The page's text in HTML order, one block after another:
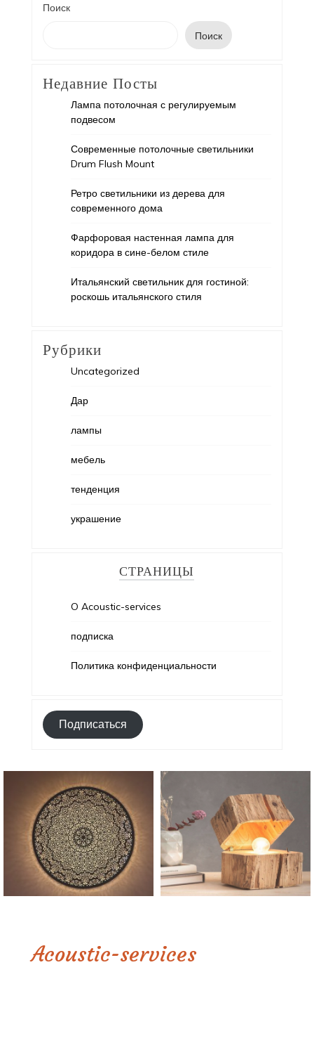
Поиск
Поиск
Недавние Посты
Лампа потолочная с регулируемым
подвесом
Современные потолочные светильники
Drum Flush Mount
Ретро светильники из дерева для
современного дома
Фарфоровая настенная лампа для
коридора в сине-белом стиле
Итальянский светильник для гостиной:
роскошь итальянского стиля
Рубрики
Uncategorized
Дар
лампы
мебель
тенденция
украшение
СТРАНИЦЫ
O Acoustic-services
подписка
Политика конфиденциальности
Подписаться
Acoustic-services